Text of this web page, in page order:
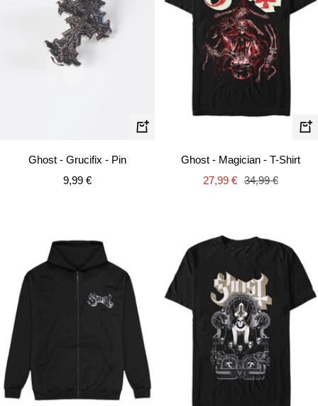
In
Ghost - Grucifix - Pin
Angebotspreis
9,99 €
Ghost - Magician - T-Shirt
Angebotspreis
27,99 € Regulärer
34,99 €